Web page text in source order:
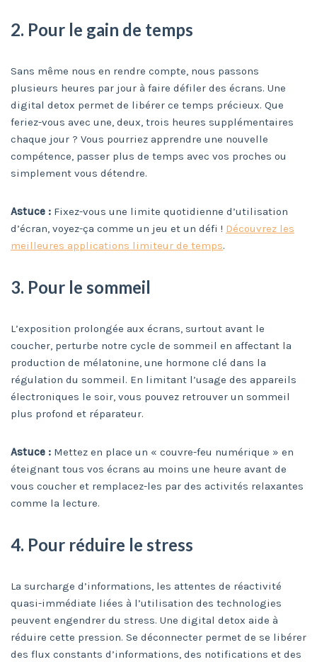
2. Pour le gain de temps
Sans même nous en rendre compte, nous passons
plusieurs heures par jour à faire défiler des écrans. Une
digital detox permet de libérer ce temps précieux. Que
feriez-vous avec une, deux, trois heures supplémentaires
chaque jour ? Vous pourriez apprendre une nouvelle
compétence, passer plus de temps avec vos proches ou
simplement vous détendre.
Astuce : Fixez-vous une limite quotidienne d’utilisation
d’écran, voyez-ça comme un jeu et un défi ! Découvrez les
meilleures applications limiteur de temps.
3. Pour le sommeil
L’exposition prolongée aux écrans, surtout avant le
coucher, perturbe notre cycle de sommeil en affectant la
production de mélatonine, une hormone clé dans la
régulation du sommeil. En limitant l’usage des appareils
électroniques le soir, vous pouvez retrouver un sommeil
plus profond et réparateur.
Astuce : Mettez en place un « couvre-feu numérique » en
éteignant tous vos écrans au moins une heure avant de
vous coucher et remplacez-les par des activités relaxantes
comme la lecture.
4. Pour réduire le stress
La surcharge d’informations, les attentes de réactivité
quasi-immédiate liées à l’utilisation des technologies
peuvent engendrer du stress. Une digital detox aide à
réduire cette pression. Se déconnecter permet de se libérer
des flux constants d’informations, des notifications et des